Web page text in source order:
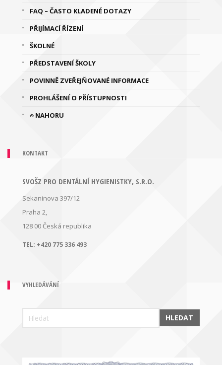
FAQ – ČASTO KLADENÉ DOTAZY
PŘIJÍMACÍ ŘÍZENÍ
ŠKOLNÉ
PŘEDSTAVENÍ ŠKOLY
POVINNĚ ZVEŘEJŇOVANÉ INFORMACE
PROHLÁŠENÍ O PŘÍSTUPNOSTI
NAHORU
KONTAKT
SVOŠZ PRO DENTÁLNÍ HYGIENISTKY, S.R.O.
Sekaninova 397/12
Praha 2,
128 00 Česká republika
TEL: +420 775 336 493
VYHLEDÁVÁNÍ
HLEDAT